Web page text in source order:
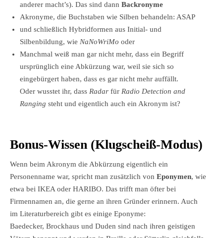
anderer macht’s). Das sind dann Backronyme
Akronyme, die Buchstaben wie Silben behandeln: ASAP
und schließlich Hybridformen aus Initial- und
Silbenbildung, wie NaNoWriMo oder
Manchmal weiß man gar nicht mehr, dass ein Begriff
ursprünglich eine Abkürzung war, weil sie sich so
eingebürgert haben, dass es gar nicht mehr auffällt.
Oder wusstet ihr, dass Radar für Radio Detection and
Ranging steht und eigentlich auch ein Akronym ist?
Bonus-Wissen (Klugscheiß-Modus)
Wenn beim Akronym die Abkürzung eigentlich ein
Personenname war, spricht man zusätzlich von Eponymen, wie
etwa bei IKEA oder HARIBO. Das trifft man öfter bei
Firmennamen an, die gerne an ihren Gründer erinnern. Auch
im Literaturbereich gibt es einige Eponyme:
Baedecker, Brockhaus und Duden sind nach ihren geistigen